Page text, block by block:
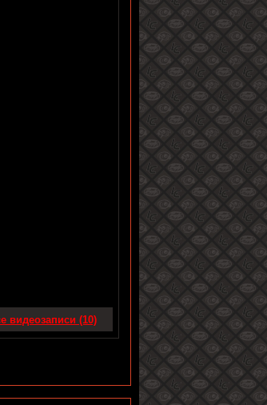
видеозаписи (10)